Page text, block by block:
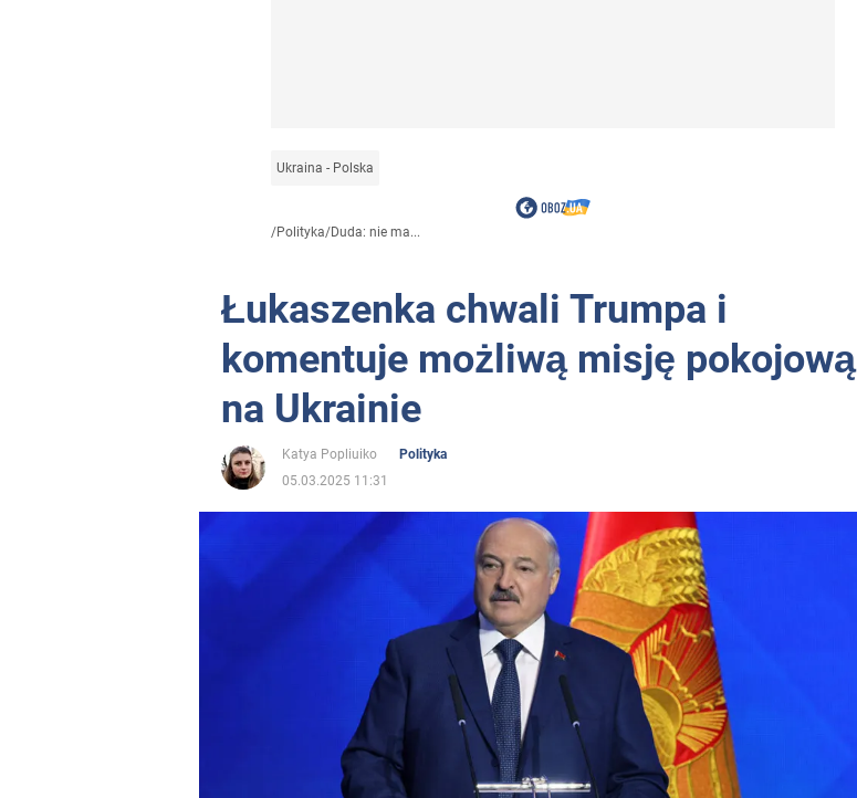
Ukraina - Polska
/Polityka/Duda: nie ma...
Łukaszenka chwali Trumpa i
komentuje możliwą misję pokojową
na Ukrainie
Katya Popliuiko
Polityka
05.03.2025 11:31